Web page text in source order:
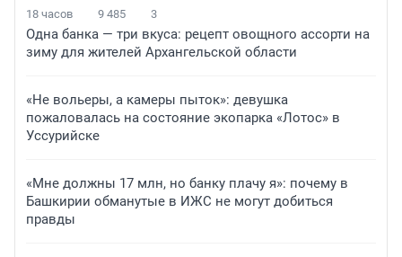
18 часов 9 485 3
Одна банка — три вкуса: рецепт овощного ассорти на
зиму для жителей Архангельской области
«Не вольеры, а камеры пыток»: девушка
пожаловалась на состояние экопарка «Лотос» в
Уссурийске
«Мне должны 17 млн, но банку плачу я»: почему в
Башкирии обманутые в ИЖС не могут добиться
правды